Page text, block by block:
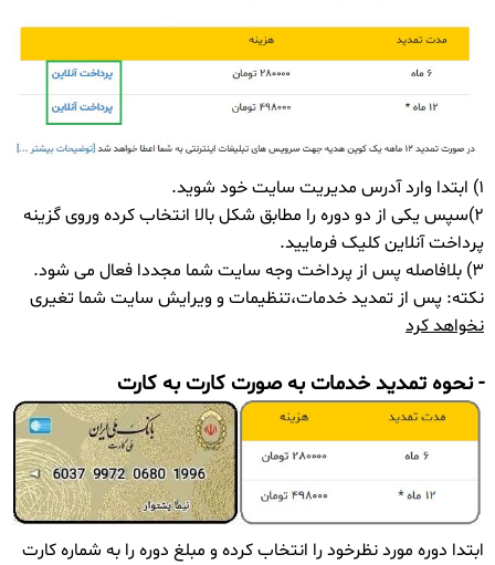
1) ابتدا وارد آدرس مدیریت سایت خود شوید.
2)سپس یکی از دو دوره را مطابق شکل بالا انتخاب کرده وروی گزینه
پرداخت آنلاین کلیک فرمایید.
3) بلافاصله پس از پرداخت وجه سایت شما مجددا فعال می شود.
نکته: پس از تمدید خدمات،تنظیمات و ویرایش سایت شما تغیری
نخواهد کرد
- نحوه تمدید خدمات به صورت کارت به کارت
ابتدا دوره مورد نظرخود را انتخاب کرده و مبلغ دوره را به شماره کارت